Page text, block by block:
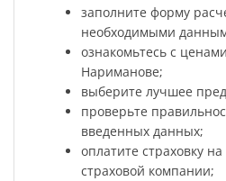
заполните форму
необходимыми
ознакомьтесь с
Нариманове;
выберите лучшее
проверьте
введенных данных;
оплатите страховку
страховой компании;